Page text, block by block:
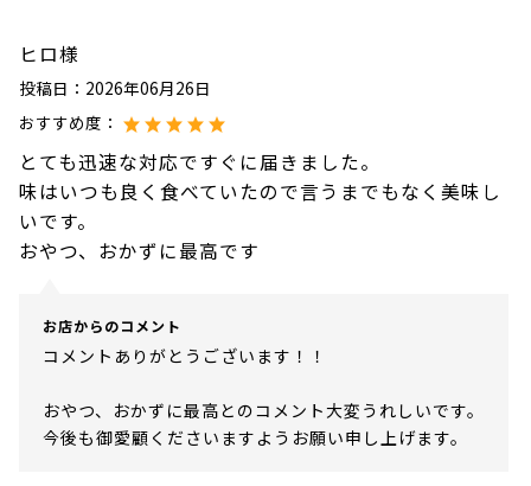
ヒロ様
投稿日： 2026年06月26日
おすすめ度：
とても迅速な対応ですぐに届きました。
味はいつも良く食べていたので言うまでもなく美味し
いです。
おやつ、おかずに最高です
お店からのコメント
コメントありがとうございます！！
おやつ、おかずに最高とのコメント大変うれしいです。
今後も御愛顧くださいますようお願い申し上げます。